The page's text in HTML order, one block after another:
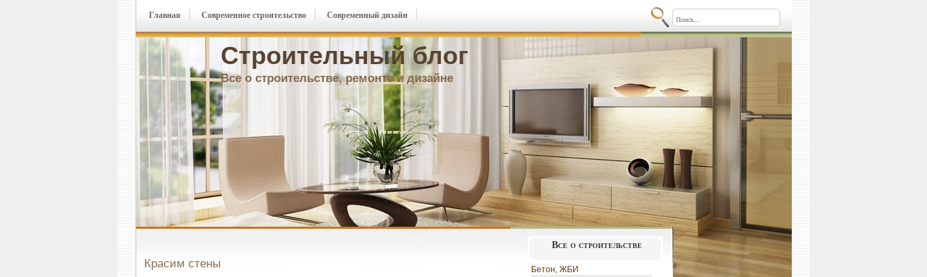
Строительный блог
Все о строительстве, ремонте и дизайне
Главная Современное строительство Современный дизайн
Красим стены
Все о строительстве
Бетон, ЖБИ